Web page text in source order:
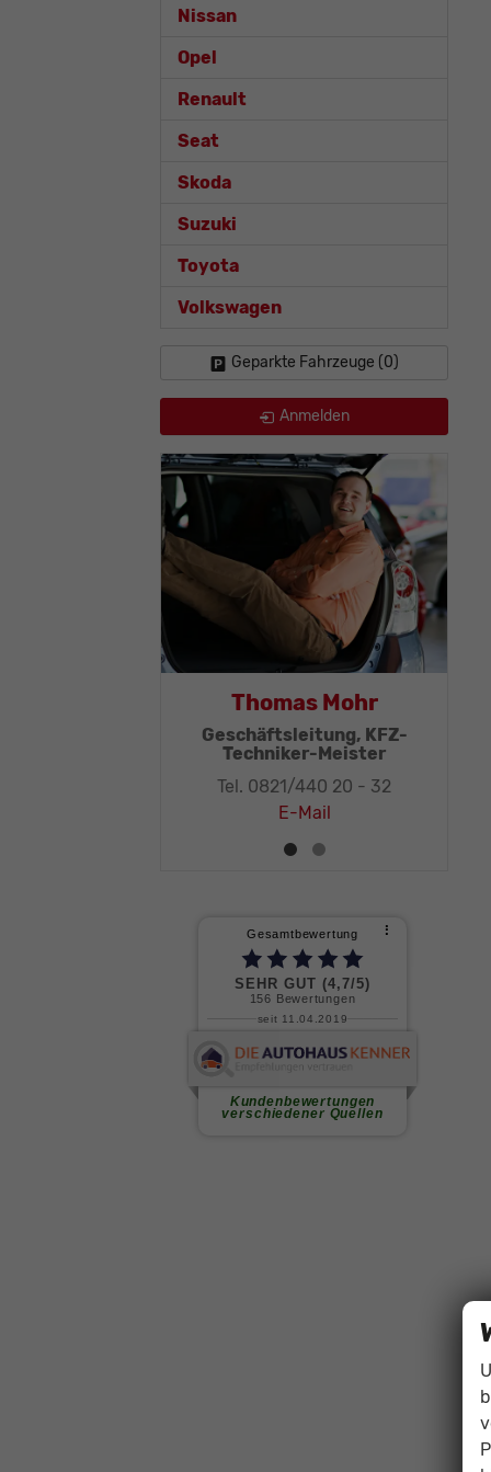
Nissan
Opel
Renault
Seat
Skoda
Suzuki
Toyota
Volkswagen
Geparkte Fahrzeuge (0)
Anmelden
Thomas Mohr
Geschäftsleitung, KFZ-
Techniker-Meister
Tel. 0821/440 20 - 32
Rüdiger
Tel. 0821/440